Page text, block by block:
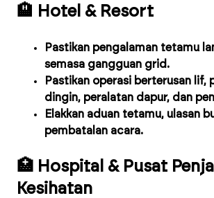
🏨 Hotel & Resort
Pastikan pengalaman tetamu
semasa gangguan grid.
Pastikan operasi berterusan lif,
dingin, peralatan dapur, dan
Elakkan aduan tetamu, ulasan
pembatalan acara.
🏥 Hospital & Pusat
Kesihatan